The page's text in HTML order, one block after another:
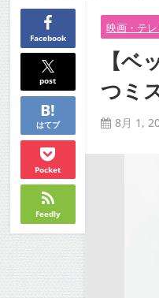
Facebook
post
はてブ
Pocket
Feedly
映画・テ
【
つミ
8月 1,